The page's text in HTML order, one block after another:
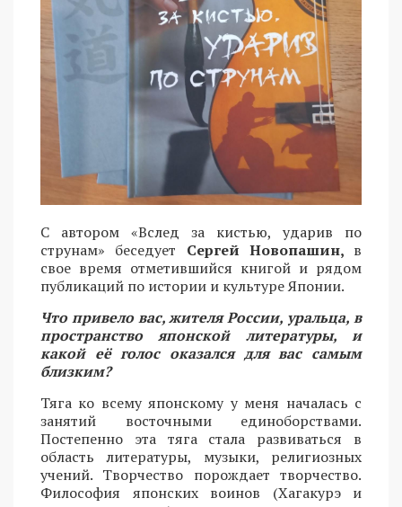
С автором «Вслед за кистью, ударив по
струнам» беседует Сергей Новопашин, в
свое время отметившийся книгой и рядом
публикаций по истории и культуре Японии.
Что привело вас, жителя России, уральца, в
пространство японской литературы, и
какой её голос оказался для вас самым
близким?
Тяга ко всему японскому у меня началась с
занятий восточными единоборствами.
Постепенно эта тяга стала развиваться в
область литературы, музыки, религиозных
учений. Творчество порождает творчество.
Философия японских воинов (Хагакурэ и